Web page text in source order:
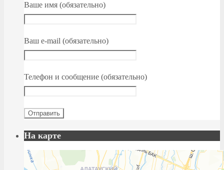
Ваше имя (обязательно)
Ваш e-mail (обязательно)
Телефон и сообщение (обязательно)
На карте